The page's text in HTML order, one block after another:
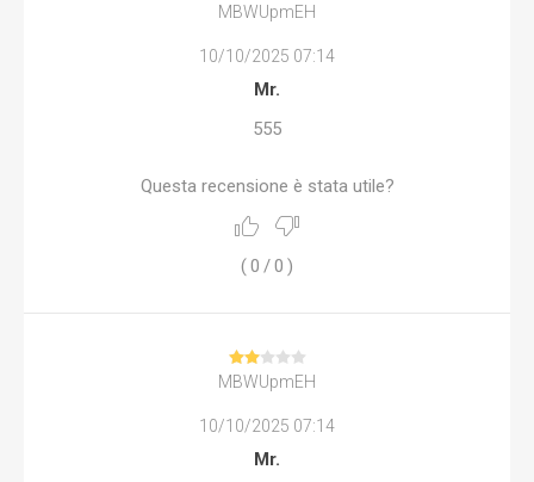
MBWUpmEH
10/10/2025 07:14
Mr.
555
Questa recensione è stata utile?
(0 /0 )
MBWUpmEH
10/10/2025 07:14
Mr.